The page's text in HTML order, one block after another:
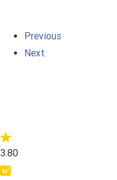
Previous
Next
3.80